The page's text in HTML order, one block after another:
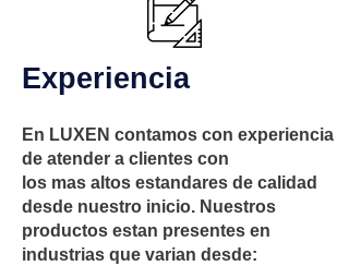
Experiencia
En LUXEN contamos con experiencia
de atender a clientes con
los mas altos estandares de calidad
desde nuestro inicio. Nuestros
productos estan presentes en
industrias que varian desde: